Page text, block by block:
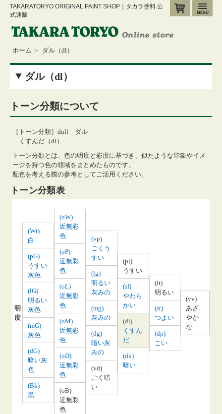
カート
TAKARATORYO ORIGINAL PAINT SHOP｜タカラ塗料 公
式通販
ホーム > ダル（dl）
ダル（dl）
トーン分類について
［トーン分類］dull ダル
くすんだ（dl）
トーン分類とは、色の明度と彩度に基づき、似たような印象やイメ
ージを持つ色の領域をまとめたものです。
配色を考える際の参考としてご活用ください。
トーン分類表
明
度
(Wt)
白
(pG)
うすい
灰色
(lG)
明るい
灰色
(mG)
灰色
(dG)
暗い灰
色
(Bk)
黒
(oW)
近無彩
色
(oP)
近無彩
色
(oL)
近無彩
色
(oM)
近無彩
色
(oD)
近無彩
色
(oB)
近無彩
色
(vp)
ごくう
すい
(lg)
明るい
灰みの
(mg)
灰みの
(dg)
暗い灰
みの
(vd)
ごく暗
い
(pl)
うすい
(sf)
やわら
かい
(dl)
くすん
だ
(dk)
暗い
(lt)
明るい
(st)
つよい
(dp)
こい
(vv)
あざ
やか
な